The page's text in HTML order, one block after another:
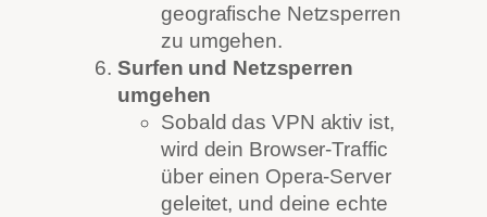
geografische Netzsperren
zu umgehen.
Surfen und Netzsperren
umgehen
Sobald das VPN aktiv ist,
wird dein Browser-Traffic
über einen Opera-Server
geleitet, und deine echte